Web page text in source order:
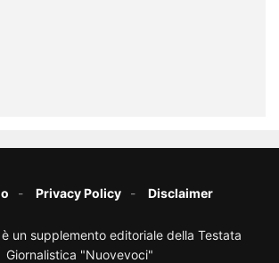
Privacy Policy Disclaimer
è un supplemento editoriale della Testata
Giornalistica "Nuovevoci"